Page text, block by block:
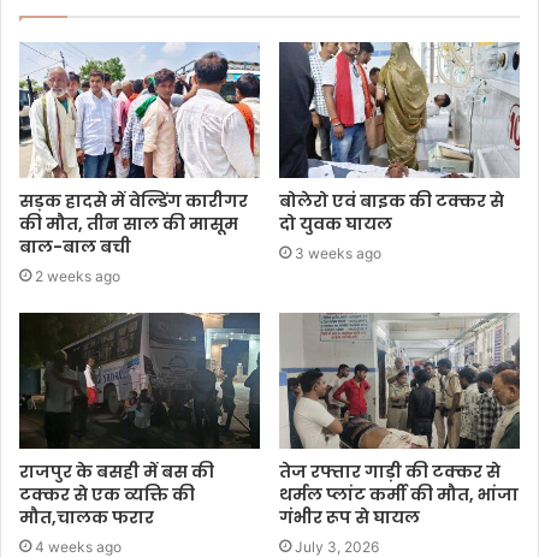
सड़क हादसे में वेल्डिंग कारीगर
की मौत, तीन साल की मासूम
बाल-बाल बची
2 weeks ago
बोलेरो एवं बाइक की टक्कर से
दो युवक घायल
3 weeks ago
राजपुर के बसही में बस की
टक्कर से एक व्यक्ति की
मौत,चालक फरार
4 weeks ago
तेज रफ्तार गाड़ी की टक्कर से
थर्मल प्लांट कर्मी की मौत, भांजा
गंभीर रूप से घायल
July 3, 2026